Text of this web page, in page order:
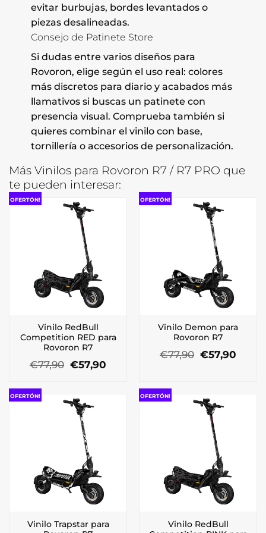
evitar burbujas, bordes levantados o
piezas desalineadas.
Consejo de Patinete Store
Si dudas entre varios diseños para
Rovoron, elige según el uso real: colores
más discretos para diario y acabados más
llamativos si buscas un patinete con
presencia visual. Comprueba también si
quieres combinar el vinilo con base,
tornillería o accesorios de personalización.
Más Vinilos para Rovoron R7 / R7 PRO que
te pueden interesar:
OFERTÓN!
Vinilo RedBull
Competition RED para
Rovoron R7
€77,90 El
€77,90.
€57,90
€57,90.
OFERTÓN!
Vinilo Demon para
Rovoron R7
€77,90 El
€57,90
OFERTÓN!
Vinilo Trapstar para
OFERTÓN!
Vinilo RedBull